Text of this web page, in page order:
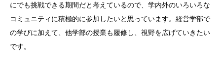
にでも挑戦できる期間だと考えているので、学内外のいろいろな
コミュニティに積極的に参加したいと思っています。経営学部で
の学びに加えて、他学部の授業も履修し、視野を広げていきたい
です。